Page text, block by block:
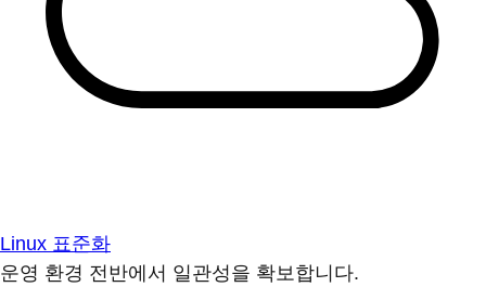
Linux 표준화
운영 환경 전반에서 일관성을 확보합니다.